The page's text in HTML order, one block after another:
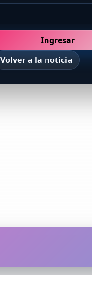
Ingresar
Volver a la noticia